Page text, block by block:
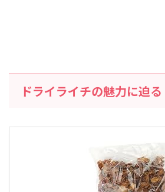
ドライライチの魅力に迫る